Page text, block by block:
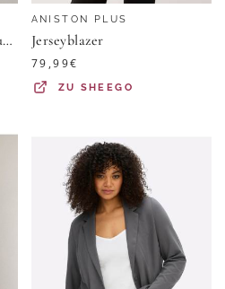
Yours – Blazer In Braun Aus Wildlederimitat Size 42
ANISTON PLUS
Jerseyblazer
79,99€
ZU SHEEGO